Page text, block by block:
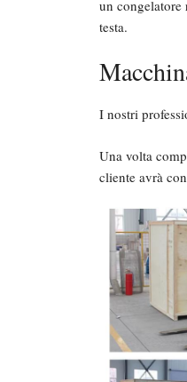
un
testa.
I nostri
Una volta
cliente avrà